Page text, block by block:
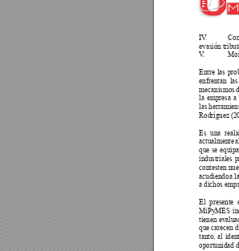
IV.
evasión
V.
Entre las
enfrentan las
mecanismos
la empresa a
las
Rodríguez
Es una
actualmente
que se
industriales
contesten
acudiendo a
a dichos
El presente
MiPyMES
tienen
que carecen
tanto, al
oportunidad